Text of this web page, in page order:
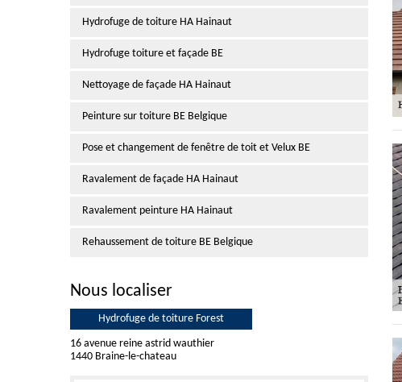
Hydrofuge de toiture HA Hainaut
Hydrofuge toiture et façade BE
Nettoyage de façade HA Hainaut
Peinture sur toiture BE Belgique
Pose et changement de fenêtre de toit et Velux BE
Ravalement de façade HA Hainaut
Ravalement peinture HA Hainaut
Rehaussement de toiture BE Belgique
Nous localiser
Hydrofuge de toiture Forest
16 avenue reine astrid wauthier
1440 Braine-le-chateau